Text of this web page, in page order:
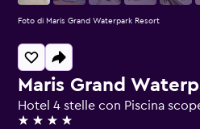
Maris Grand
Hotel 4 stelle con Piscina
Foto di Maris Grand Waterpark Resort